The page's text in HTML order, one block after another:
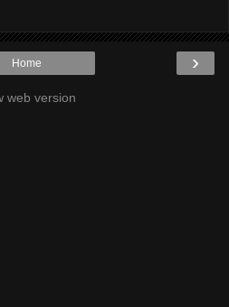
›
Home
web version